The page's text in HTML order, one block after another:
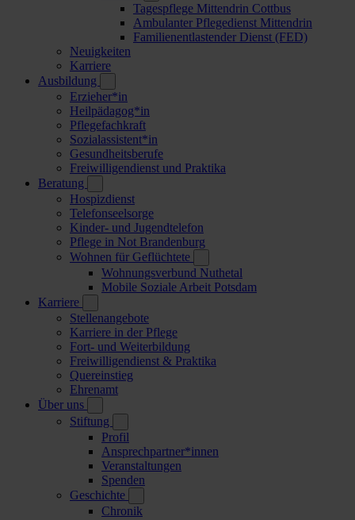
Tagespflege Mittendrin Cottbus
Ambulanter Pflegedienst Mittendrin
Familienentlastender Dienst (FED)
Neuigkeiten
Karriere
Ausbildung
Erzieher*in
Heilpädagog*in
Pflegefachkraft
Sozialassistent*in
Gesundheitsberufe
Freiwilligendienst und Praktika
Beratung
Hospizdienst
Telefonseelsorge
Kinder- und Jugendtelefon
Pflege in Not Brandenburg
Wohnen für Geflüchtete
Wohnungsverbund Nuthetal
Mobile Soziale Arbeit Potsdam
Karriere
Stellenangebote
Karriere in der Pflege
Fort- und Weiterbildung
Freiwilligendienst & Praktika
Quereinstieg
Ehrenamt
Über uns
Stiftung
Profil
Ansprechpartner*innen
Veranstaltungen
Spenden
Geschichte
Chronik